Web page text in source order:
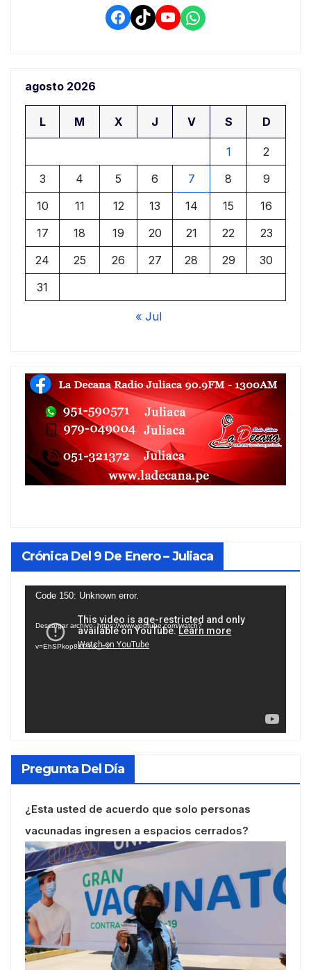
Facebook
TikTokYouTube
WhatsApp
agosto 2026
L M X J V S D
1
2
3
4 5 6 7 8
9
10
11 12 13 14 15
16
17
18 19 20 21 22
23
24
25 26 27 28 29
30
31
« Jul
Crónica Del 9 De Enero – Juliaca
Reproductor
vídeo
Code 150: Unknown error.
Descargar archivo: https://www.youtube.com/watch?
v=EhSPkop8KPY&_=1
Pregunta Del Día
¿Esta usted de acuerdo que solo personas
vacunadas ingresen a espacios cerrados?